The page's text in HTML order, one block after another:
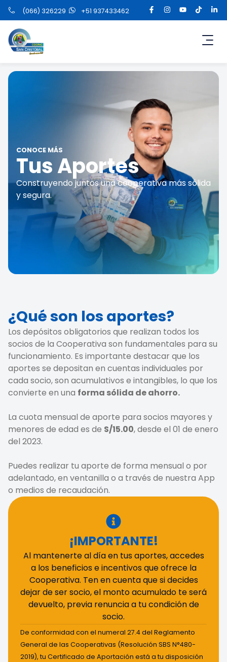
(066) 326229 +51 937433462
CONOCE MÁS
Tus Aportes
Construyendo juntos una cooperativa más sólida
y segura.
¿Qué son los aportes?
Los depósitos obligatorios que realizan todos los
socios de la Cooperativa son fundamentales para su
funcionamiento. Es importante destacar que los
aportes se depositan en cuentas individuales por
cada socio, son acumulativos e intangibles, lo que los
convierte en una forma sólida de ahorro.
La cuota mensual de aporte para socios mayores y
menores de edad es de S/15.00, desde el 01 de enero
del 2023.
Puedes realizar tu aporte de forma mensual o por
adelantado, en ventanilla o a través de nuestra App
o medios de recaudación.
¡IMPORTANTE!
Al mantenerte al día en tus aportes, accedes
a los beneficios e incentivos que ofrece la
Cooperativa. Ten en cuenta que si decides
dejar de ser socio, el monto acumulado te será
devuelto, previa renuncia a tu condición de
socio.
De conformidad con el numeral 27.4 del Reglamento
General de las Cooperativas (Resolución SBS N°480-
2019), tu Certificado de Aportación está a tu disposición